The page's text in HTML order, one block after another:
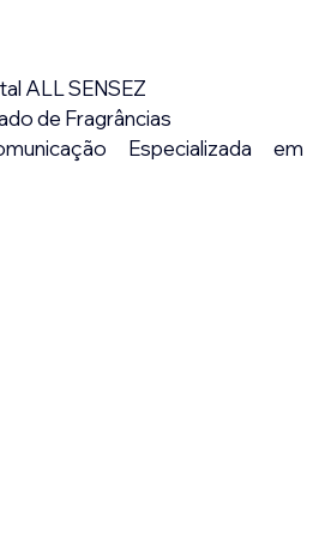
ALL SENSEZ
de Fragrâncias
Especializada em